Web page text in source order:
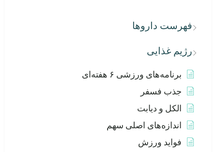
فهرست داروها
رژیم غذایی
برنامه‌های ورزشی ۶ هفته‌ای
جذب فسفر
الکل و دیابت
اندازه‌های اصلی سهم
فواید ورزش